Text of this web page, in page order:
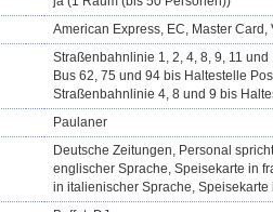
American Express, EC, Master Card,
Straßenbahnlinie 1, 2, 4, 8, 9, 11
Bus 62, 75 und 94 bis Haltestelle
Straßenbahnlinie 4, 8 und 9 bis
Paulaner
Deutsche Zeitungen, Personal
englischer Sprache, Speisekarte in
in italienischer Sprache,